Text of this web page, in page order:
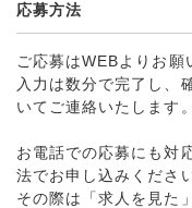
応募方法
ご応募はWEBよりお願
入力は数分で完了し、
いてご連絡いたします。
お電話での応募にも対
法でお申し込みください
その際は「求人を見た